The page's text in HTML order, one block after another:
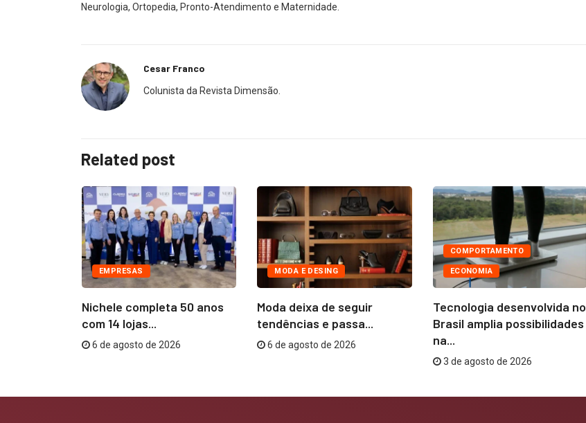
Neurologia, Ortopedia, Pronto-Atendimento e Maternidade.
Cesar Franco
Colunista da Revista Dimensão.
Related post
EMPRESAS
Nichele completa 50 anos
com 14 lojas...
6 de agosto de 2026
MODA E DESING
Moda deixa de seguir
tendências e passa...
6 de agosto de 2026
COMPORTAMENTO
ECONOMIA
Tecnologia desenvolvida no
Brasil amplia possibilidades
na...
3 de agosto de 2026